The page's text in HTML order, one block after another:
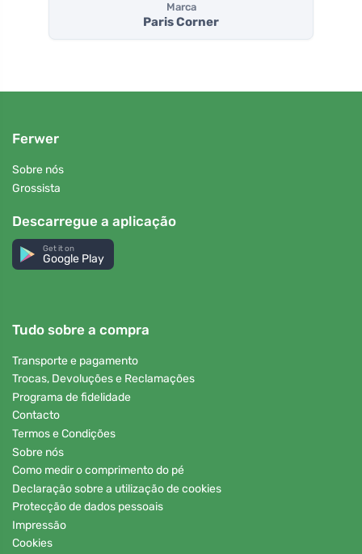
Marca
Paris Corner
Ferwer
Sobre nós
Grossista
Descarregue a aplicação
Get it on
Google Play
Tudo sobre a compra
Transporte e pagamento
Trocas, Devoluções e Reclamações
Programa de fidelidade
Contacto
Termos e Condições
Sobre nós
Como medir o comprimento do pé
Declaração sobre a utilização de cookies
Protecção de dados pessoais
Impressão
Cookies